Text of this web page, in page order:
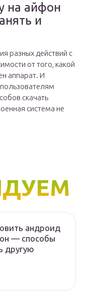
на айфон
и
разных действий с
от того, какой
аппарат. И
скачать
система не
андроид
— способы
другую